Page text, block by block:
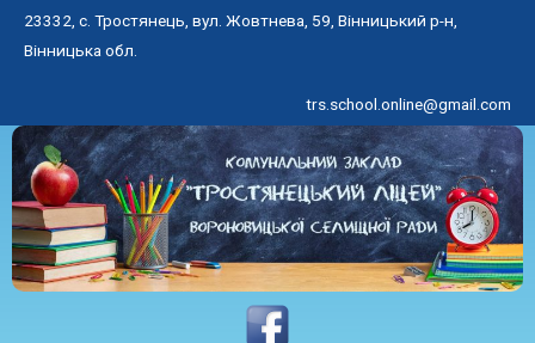
23332, с. Тростянець, вул. Жовтнева, 59, Вінницький р-н,
Вінницька обл.
trs.school.online@gmail.com